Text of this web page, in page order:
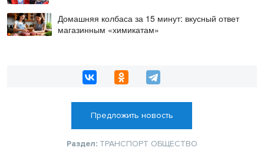
Домашняя колбаса за 15 минут: вкусный ответ
магазинным «химикатам»
Предложить новость
Раздел: ТРАНСПОРТ ОБЩЕСТВО